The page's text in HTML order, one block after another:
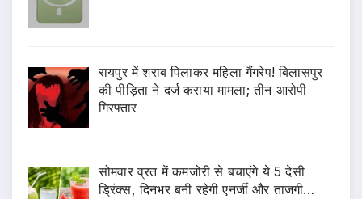
रायपुर में शराब पिलाकर महिला गैंगरेप! बिलासपुर
की पीड़िता ने दर्ज कराया मामला; तीन आरोपी
गिरफ्तार
सोमवार व्रत में कमजोरी से बचाएंगे ये 5 देसी
ड्रिंक्स, दिनभर बनी रहेगी एनर्जी और ताजगी…